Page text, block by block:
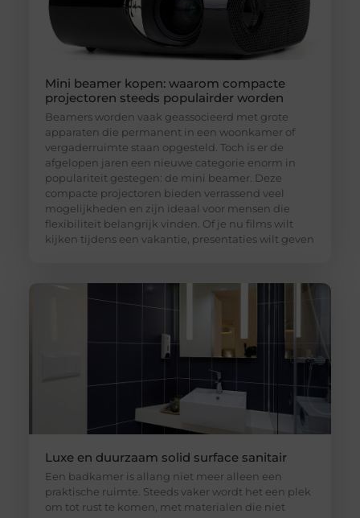
Mini beamer kopen: waarom compacte
projectoren steeds populairder worden
Beamers worden vaak geassocieerd met grote
apparaten die permanent in een woonkamer of
vergaderruimte staan opgesteld. Toch is er de
afgelopen jaren een nieuwe categorie enorm in
populariteit gestegen: de mini beamer. Deze
compacte projectoren bieden verrassend veel
mogelijkheden en zijn ideaal voor mensen die
flexibiliteit belangrijk vinden. Of je nu films wilt
kijken tijdens een vakantie, presentaties wilt geven
Luxe en duurzaam solid surface sanitair
Een badkamer is allang niet meer alleen een
praktische ruimte. Steeds vaker wordt het een plek
om tot rust te komen, met materialen die niet